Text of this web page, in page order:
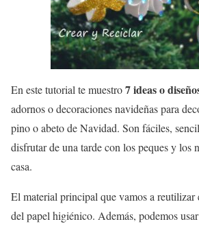
En este tutorial te muestro7 ideas o
adornos o decoraciones navideñas para
pino o abeto de Navidad. Son fáciles,
disfrutar de una tarde con los peques y los
casa.
El material principal que vamos a reutilizar
del papel higiénico. Además, podemos